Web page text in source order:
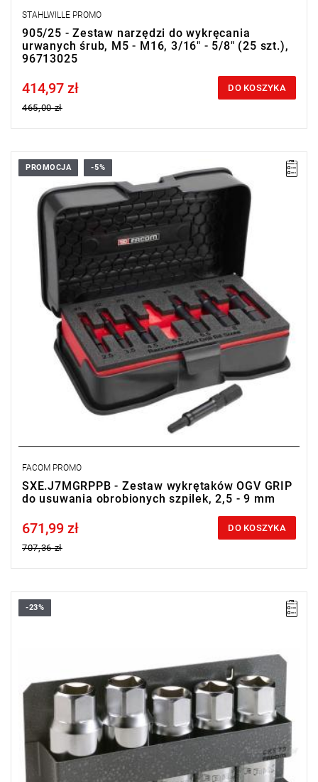
STAHLWILLE PROMO
905/25 - Zestaw narzędzi do wykręcania
urwanych śrub, M5 - M16, 3/16" - 5/8" (25 szt.),
96713025
Price tax included
414,97 zł
465,00 zł
DO KOSZYKA
• Ilość elementów: 7
• Zakres zestawu: 2,5 mm - 9 mm
• Rozmiary: Ø 2,5 - 3,5 - 4,5 - 5,5 - 6,5 - 8 - 9 mm
• Wykrętaki ze stali węglowej S2 precyzyjnie obrobione, do użycia
na uszkodzonych elementach złącznych
• Opatentowana tuleja pozwala na łatwiejszy demontaż
wyciąganych szpilek
• Długość wykrętaków: 70 mm
• Dostarczany w kasecie BP.MBOXS
PROMOCJA -5%
FACOM PROMO
SXE.J7MGRPPB - Zestaw wykrętaków OGV GRIP
do usuwania obrobionych szpilek, 2,5 - 9 mm
Price tax included
671,99 zł
707,36 zł
DO KOSZYKA
Wyprzedaż z magazynu. Pozostała 1 sztuka w promocji.
-23%